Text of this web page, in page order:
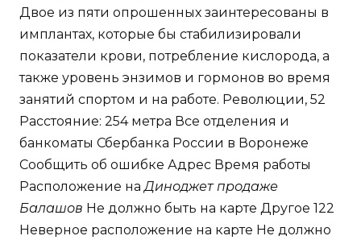
Двое из пяти опрошенных заинтересованы в
имплантах, которые бы стабилизировали
показатели крови, потребление кислорода, а
также уровень энзимов и гормонов во время
занятий спортом и на работе. Революции, 52
Расстояние: 254 метра Все отделения и
банкоматы Сбербанка России в Воронеже
Сообщить об ошибке Адрес Время работы
Расположение наДиноджет продаже
Балашов Не должно быть на карте Другое 122
Неверное расположение на карте Не должно